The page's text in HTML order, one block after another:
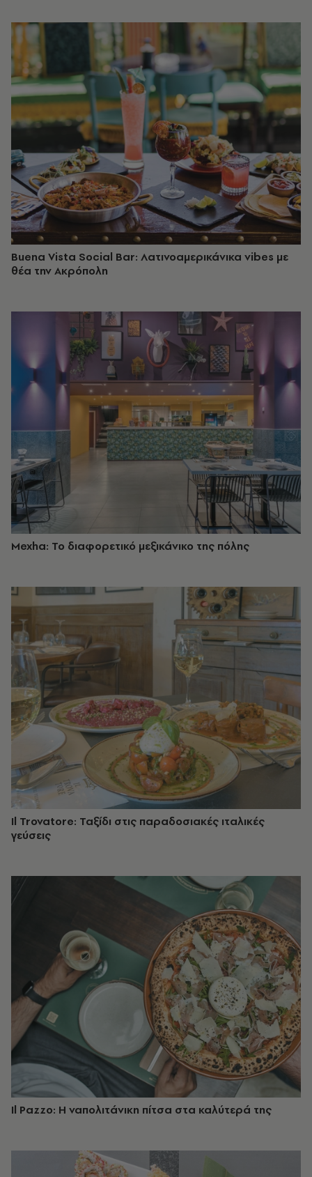
Buena Vista Social Bar: Λατινοαμερικάνικα vibes με
θέα την Ακρόπολη
Mexha: Το διαφορετικό μεξικάνικο της πόλης
Il Trovatore: Ταξίδι στις παραδοσιακές ιταλικές
γεύσεις
Il Pazzo: Η ναπολιτάνικη πίτσα στα καλύτερά της